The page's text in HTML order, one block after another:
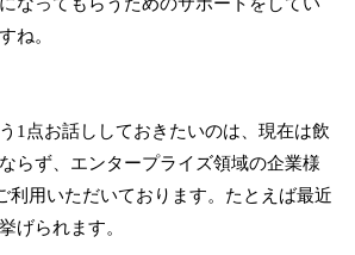
ね。
1点お話ししておきたいのは、現在は飲
らず、エンタープライズ領域の企業様
利用いただいております。たとえば最近
げられます。